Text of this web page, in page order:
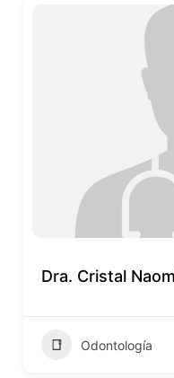
Dra. Cristal
Odontología